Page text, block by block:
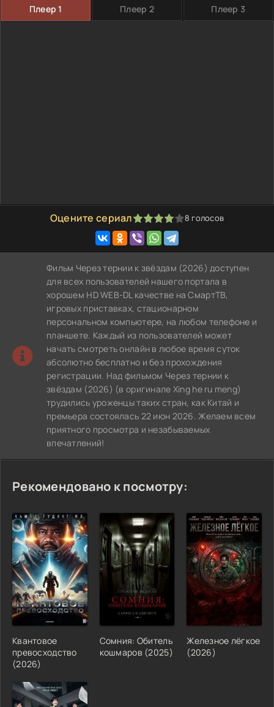
Плеер 1 Плеер 2 Плеер 3
Оцените сериал
1 2 3 4 5 8 голосов
Фильм Через тернии к звёздам (2026) доступен
для всех пользователей нашего портала в
хорошем HD WEB-DL качестве на СмартТВ,
игровых приставках, стационарном
персональном компьютере, на любом телефоне и
планшете. Каждый из пользователей может
начать смотреть онлайн в любое время суток
абсолютно бесплатно и без прохождения
регистрации. Над фильмом Через тернии к
звёздам (2026) (в оригинале Xing he ru meng)
трудились уроженцы таких стран, как Китай и
премьера состоялась 22 июн 2026. Желаем всем
приятного просмотра и незабываемых
впечатлений!
Рекомендовано к посмотру:
Квантовое
превосходство
(2026)
Сомния: Обитель
кошмаров (2025)
Железное лёгкое
(2026)